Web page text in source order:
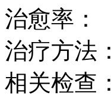
治愈率：
治疗方法：
相关检查：